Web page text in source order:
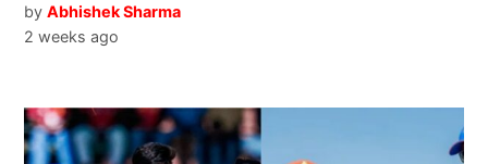
by Abhishek Sharma
2 weeks ago